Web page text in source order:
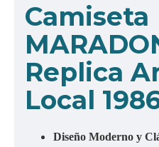
Camiseta
Replica
Local
Diseño Moderno y